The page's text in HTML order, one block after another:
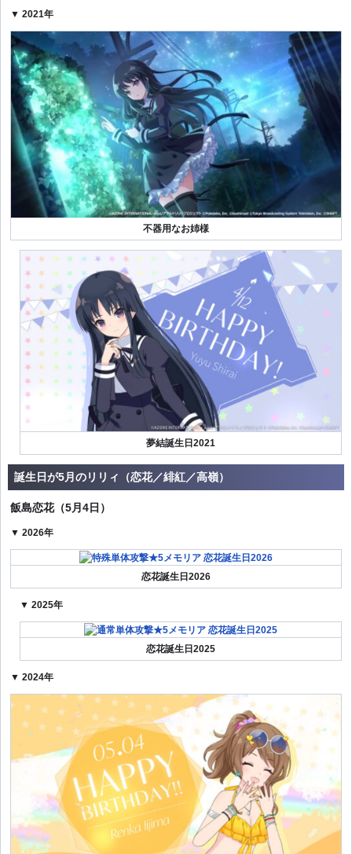
▼ 2021年
不器用なお姉様
夢結誕生日2021
誕生日が5月のリリィ（恋花／緋紅／高嶺）
飯島恋花（5月4日）
▼ 2026年
恋花誕生日2026
▼ 2025年
恋花誕生日2025
▼ 2024年